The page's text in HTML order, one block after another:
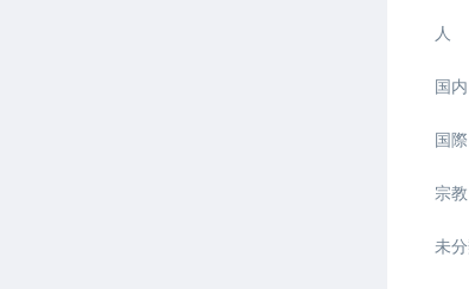
人
国内
国際
宗教
未